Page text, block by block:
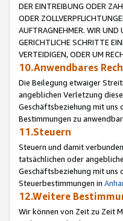
DER EINTREIBUNG ODER
ODER
AUFTRAGNEHMER. WIR UND
GERICHTLICHE SCHRITTE
VERTEIDIGEN, ODER UM
10.Anwendbares
Die Beilegung etwaiger
angeblichen Verletzung
Geschäftsbeziehung mit uns
Bestimmungen zu
11.Steuern
Steuern und damit
tatsächlichen oder
Geschäftsbeziehung mit uns
Steuerbestimmungen in
12.Weitere
Wir können von Zeit zu Zeit